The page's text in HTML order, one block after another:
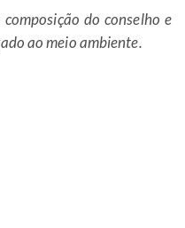
do conselho e
ao meio ambiente.